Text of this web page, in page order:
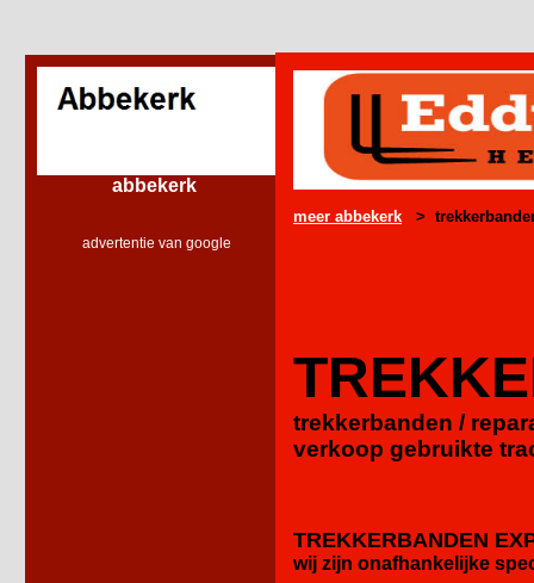
abbekerk
advertentie van google
meer abbekerk >
trekkerbanden /
verkoop gebruikte
TREKKERBANDEN
wij zijn onafhankelijke